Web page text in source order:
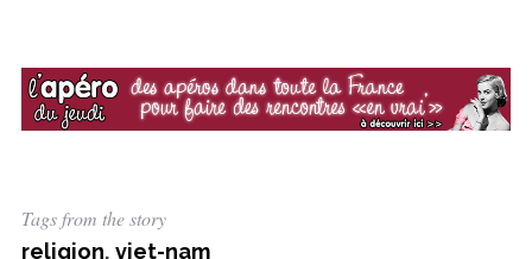
Tags from the story
religion, viet-nam
S